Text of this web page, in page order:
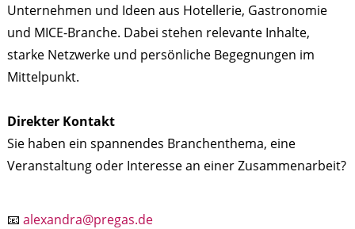
Unternehmen und Ideen aus Hotellerie, Gastronomie
und MICE-Branche. Dabei stehen relevante Inhalte,
starke Netzwerke und persönliche Begegnungen im
Mittelpunkt.
Direkter Kontakt
Sie haben ein spannendes Branchenthema, eine
Veranstaltung oder Interesse an einer Zusammenarbeit?
📧 alexandra@pregas.de